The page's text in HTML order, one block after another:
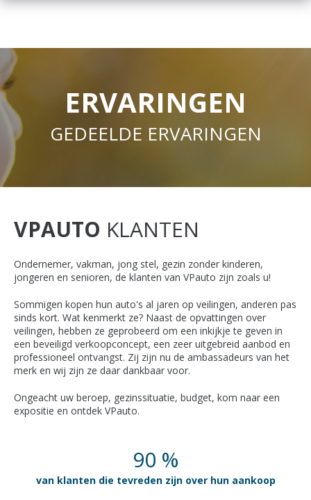
ERVARINGEN
GEDEELDE ERVARINGEN
VPAUTO KLANTEN
Ondernemer, vakman, jong stel, gezin zonder kinderen,
jongeren en senioren, de klanten van VPauto zijn zoals u!
Sommigen kopen hun auto's al jaren op veilingen, anderen pas
sinds kort. Wat kenmerkt ze? Naast de opvattingen over
veilingen, hebben ze geprobeerd om een inkijkje te geven in
een beveiligd verkoopconcept, een zeer uitgebreid aanbod en
professioneel ontvangst. Zij zijn nu de ambassadeurs van het
merk en wij zijn ze daar dankbaar voor.
Ongeacht uw beroep, gezinssituatie, budget, kom naar een
expositie en ontdek VPauto.
90 %
van klanten die tevreden zijn over hun aankoop